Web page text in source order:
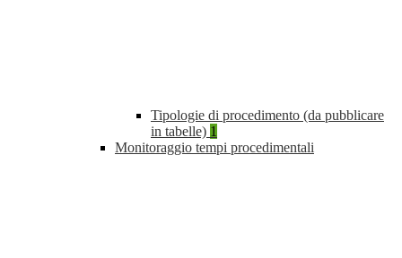
Tipologie di procedimento (da pubblicare
in tabelle) 1
Monitoraggio tempi procedimentali